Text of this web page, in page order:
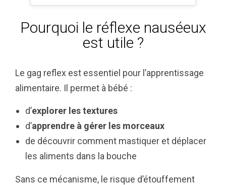
Pourquoi le réflexe nauséeux
est utile ?
Le gag reflex est essentiel pour l’apprentissage
alimentaire. Il permet à bébé :
d’explorer les textures
d’apprendre à gérer les morceaux
de découvrir comment mastiquer et déplacer
les aliments dans la bouche
Sans ce mécanisme, le risque d’étouffement